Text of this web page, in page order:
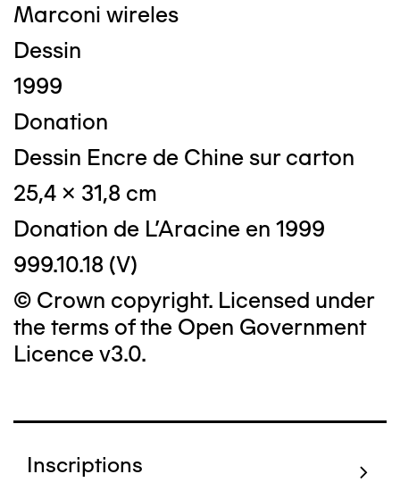
Marconi wireles
Dessin
1999
Donation
Dessin Encre de Chine sur carton
25,4 x 31,8 cm
Donation de L'Aracine en 1999
999.10.18 (V)
© Crown copyright. Licensed under
the terms of the Open Government
Licence v3.0.
Inscriptions